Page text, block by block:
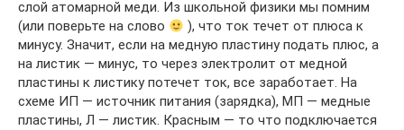
слой атомарной меди. Из школьной физики мы помним
(или поверьте на слово
), что ток течет от плюса к
минусу. Значит, если на медную пластину подать плюс, а
на листик — минус, то через электролит от медной
пластины к листику потечет ток, все заработает. На
схеме ИП — источник питания (зарядка), МП — медные
пластины, Л — листик. Красным — то что подключается